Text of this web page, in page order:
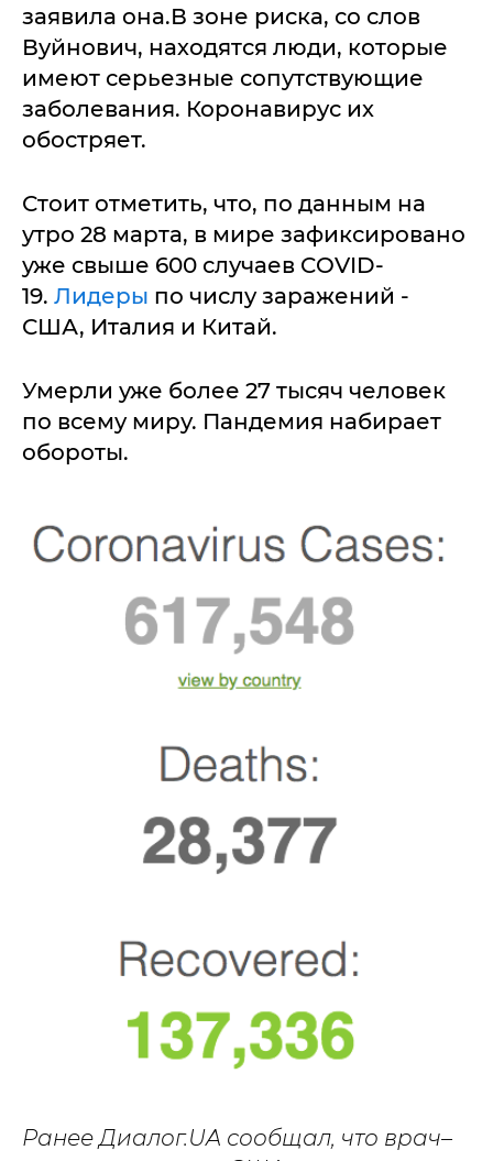
заявила она.В зоне риска, со слов
Вуйнович, находятся люди, которые
имеют серьезные сопутствующие
заболевания. Коронавирус их
обостряет.
Стоит отметить, что, по данным на
утро 28 марта, в мире зафиксировано
уже свыше 600 случаев COVID-
19. Лидеры по числу заражений -
США, Италия и Китай.
Умерли уже более 27 тысяч человек
по всему миру. Пандемия набирает
обороты.
Ранее Диалог.UA сообщал, что врач–